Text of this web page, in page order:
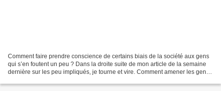
Comment faire prendre conscience de certains biais de la société aux gens
qui s’en foutent un peu ? Dans la droite suite de mon article de la semaine
dernière sur les peu impliqués, je tourne et vire. Comment amener les gens